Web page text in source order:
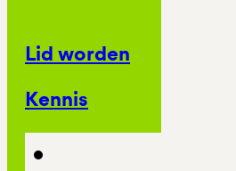
Lid worden
Kennis